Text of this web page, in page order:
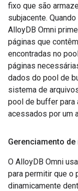
fixo que são
subjacente.
AlloyDB Omni
páginas que
encontradas no
páginas
dados do pool de
sistema de
pool de buffer para
acessados por um
Gerenciamento
O AlloyDB Omni
para permitir que o
dinamicamente